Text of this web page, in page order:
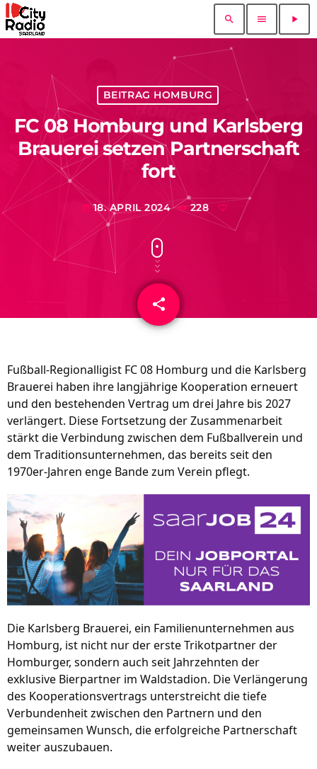
search menu play_arrow
BEITRAG HOMBURG
FC 08 Homburg und Karlsberg
Brauerei setzen Partnerschaft
fort
today 18. APRIL 2024 228
share
email
Fußball-Regionalligist FC 08 Homburg und die Karlsberg
Brauerei haben ihre langjährige Kooperation erneuert
und den bestehenden Vertrag um drei Jahre bis 2027
verlängert. Diese Fortsetzung der Zusammenarbeit
stärkt die Verbindung zwischen dem Fußballverein und
dem Traditionsunternehmen, das bereits seit den
1970er-Jahren enge Bande zum Verein pflegt.
Die Karlsberg Brauerei, ein Familienunternehmen aus
Homburg, ist nicht nur der erste Trikotpartner der
Homburger, sondern auch seit Jahrzehnten der
exklusive Bierpartner im Waldstadion. Die Verlängerung
des Kooperationsvertrags unterstreicht die tiefe
Verbundenheit zwischen den Partnern und den
gemeinsamen Wunsch, die erfolgreiche Partnerschaft
weiter auszubauen.